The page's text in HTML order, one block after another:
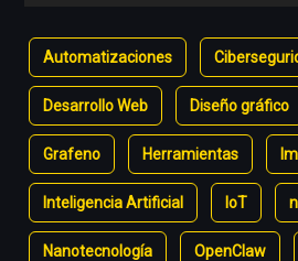
Automatizaciones
Desarrollo Web Diseño gráfico
Grafeno Herramientas
Inteligencia Artificial IoT
Nanotecnología OpenClaw